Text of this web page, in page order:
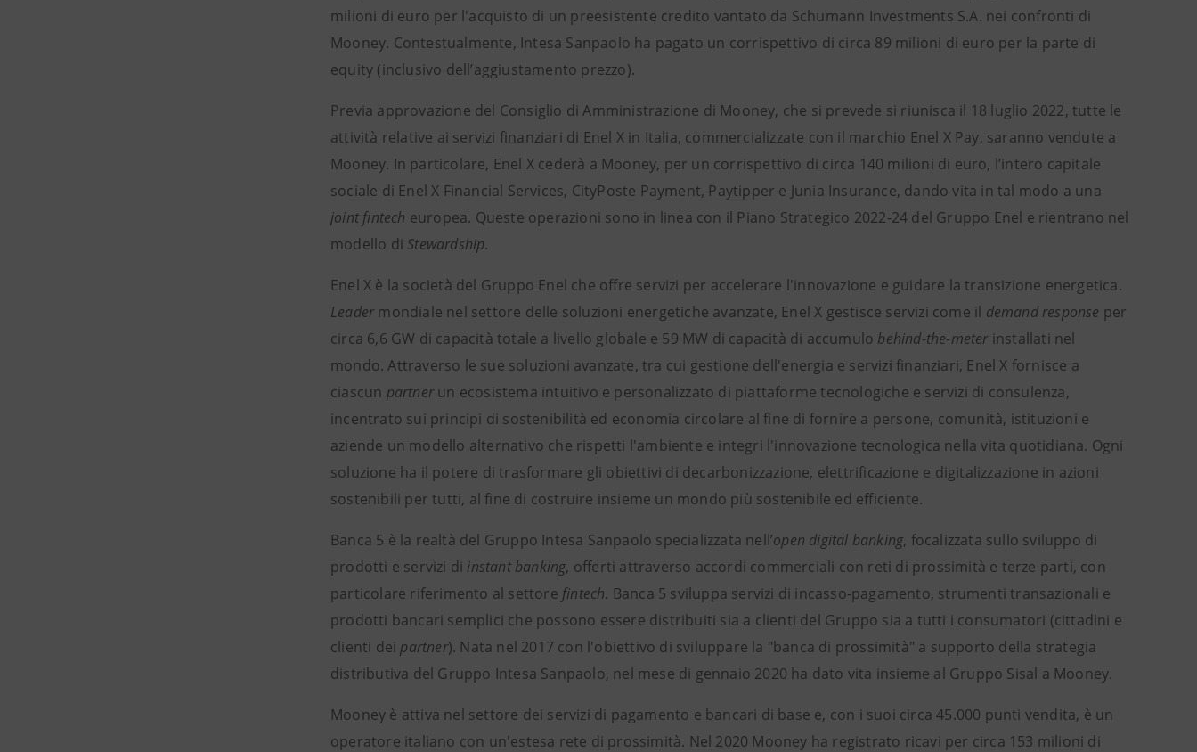
milioni di euro per l'acquisto di un preesistente credito vantato da Schumann Investments S.A. nei confronti di
Mooney. Contestualmente, Intesa Sanpaolo ha pagato un corrispettivo di circa 89 milioni di euro per la parte di
equity (inclusivo dell’aggiustamento prezzo).
Previa approvazione del Consiglio di Amministrazione di Mooney, che si prevede si riunisca il 18 luglio 2022, tutte le
attività relative ai servizi finanziari di Enel X in Italia, commercializzate con il marchio Enel X Pay, saranno vendute a
Mooney. In particolare, Enel X cederà a Mooney, per un corrispettivo di circa 140 milioni di euro, l’intero capitale
sociale di Enel X Financial Services, CityPoste Payment, Paytipper e Junia Insurance, dando vita in tal modo a una
joint fintech europea. Queste operazioni sono in linea con il Piano Strategico 2022-24 del Gruppo Enel e rientrano nel
modello di Stewardship.
Enel X è la società del Gruppo Enel che offre servizi per accelerare l'innovazione e guidare la transizione energetica.
Leadermondiale nel settore delle soluzioni energetiche avanzate, Enel X gestisce servizi come il demand response per
circa 6,6 GW di capacità totale a livello globale e 59 MW di capacità di accumulo behind-the-meterinstallati nel
mondo. Attraverso le sue soluzioni avanzate, tra cui gestione dell'energia e servizi finanziari, Enel X fornisce a
ciascun partnerun ecosistema intuitivo e personalizzato di piattaforme tecnologiche e servizi di consulenza,
incentrato sui principi di sostenibilità ed economia circolare al fine di fornire a persone, comunità, istituzioni e
aziende un modello alternativo che rispetti l'ambiente e integri l'innovazione tecnologica nella vita quotidiana. Ogni
soluzione ha il potere di trasformare gli obiettivi di decarbonizzazione, elettrificazione e digitalizzazione in azioni
sostenibili per tutti, al fine di costruire insieme un mondo più sostenibile ed efficiente.
Banca 5 è la realtà del Gruppo Intesa Sanpaolo specializzata nell’open digital banking, focalizzata sullo sviluppo di
prodotti e servizi di instant banking, offerti attraverso accordi commerciali con reti di prossimità e terze parti, con
particolare riferimento al settore fintech. Banca 5 sviluppa servizi di incasso-pagamento, strumenti transazionali e
prodotti bancari semplici che possono essere distribuiti sia a clienti del Gruppo sia a tutti i consumatori (cittadini e
clienti dei partner). Nata nel 2017 con l'obiettivo di sviluppare la "banca di prossimità" a supporto della strategia
distributiva del Gruppo Intesa Sanpaolo, nel mese di gennaio 2020 ha dato vita insieme al Gruppo Sisal a Mooney.
Mooney è attiva nel settore dei servizi di pagamento e bancari di base e, con i suoi circa 45.000 punti vendita, è un
operatore italiano con un'estesa rete di prossimità. Nel 2020 Mooney ha registrato ricavi per circa 153 milioni di